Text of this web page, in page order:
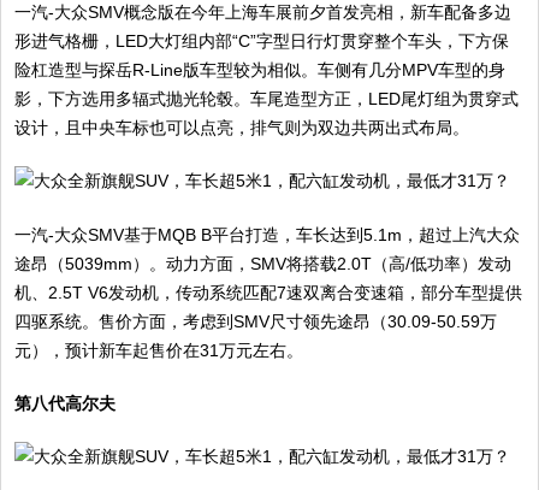
一汽-大众SMV概念版在今年上海车展前夕首发亮相，新车配备多边
形进气格栅，LED大灯组内部“C”字型日行灯贯穿整个车头，下方保
险杠造型与探岳R-Line版车型较为相似。车侧有几分MPV车型的身
影，下方选用多辐式抛光轮毂。车尾造型方正，LED尾灯组为贯穿式
设计，且中央车标也可以点亮，排气则为双边共两出式布局。
一汽-大众SMV基于MQB B平台打造，车长达到5.1m，超过上汽大众
途昂（5039mm）。动力方面，SMV将搭载2.0T（高/低功率）发动
机、2.5T V6发动机，传动系统匹配7速双离合变速箱，部分车型提供
四驱系统。售价方面，考虑到SMV尺寸领先途昂（30.09-50.59万
元），预计新车起售价在31万元左右。
第八代高尔夫